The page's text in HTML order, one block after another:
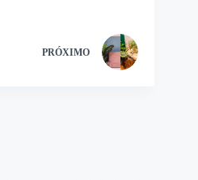
PRÓXIMO